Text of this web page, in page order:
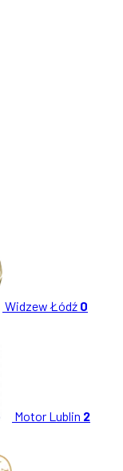
Widzew Łódź 0
Motor Lublin 2